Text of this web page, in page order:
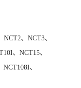
、NCT3、
、NCT15、
、